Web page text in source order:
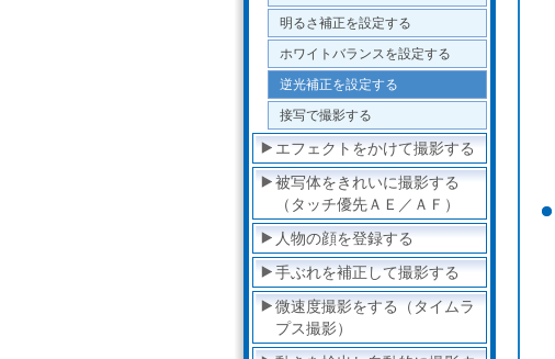
明るさ補正を設定する
ホワイトバランスを設定する
逆光補正を設定する
接写で撮影する
エフェクトをかけて撮影する
被写体をきれいに撮影する
（タッチ優先ＡＥ／ＡＦ）
人物の顔を登録する
手ぶれを補正して撮影する
微速度撮影をする（タイムラ
プス撮影）